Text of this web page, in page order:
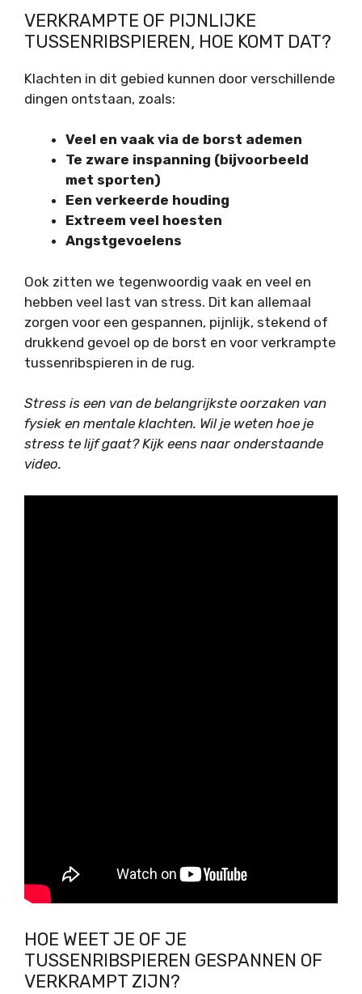
VERKRAMPTE OF PIJNLIJKE
TUSSENRIBSPIEREN, HOE KOMT DAT?
Klachten in dit gebied kunnen door verschillende
dingen ontstaan, zoals:
Veel en vaak via de borst ademen
Te zware inspanning (bijvoorbeeld
met sporten)
Een verkeerde houding
Extreem veel hoesten
Angstgevoelens
Ook zitten we tegenwoordig vaak en veel en
hebben veel last van stress. Dit kan allemaal
zorgen voor een gespannen, pijnlijk, stekend of
drukkend gevoel op de borst en voor verkrampte
tussenribspieren in de rug.
Stress is een van de belangrijkste oorzaken van
fysiek en mentale klachten. Wil je weten hoe je
stress te lijf gaat? Kijk eens naar onderstaande
video.
HOE WEET JE OF JE
TUSSENRIBSPIEREN GESPANNEN OF
VERKRAMPT ZIJN?